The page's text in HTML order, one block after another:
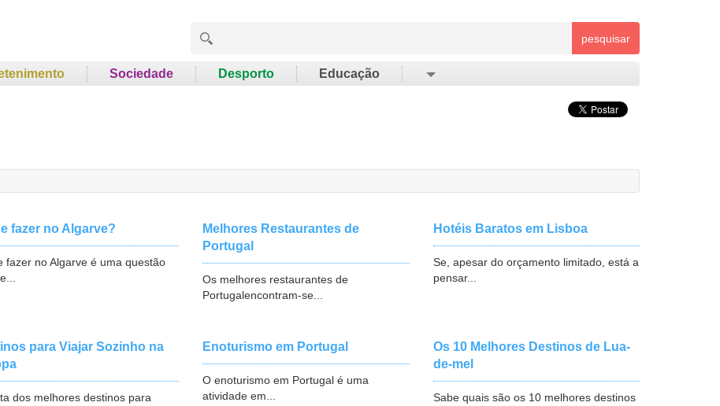
pesquisar
Sociedade Desporto Educação
fazer no Algarve?
fazer no Algarve é uma questão
Melhores Restaurantes de
Portugal
Os melhores restaurantes de
Portugalencontram-se...
Hotéis Baratos em Lisboa
Se, apesar do orçamento limitado, está a
pensar...
para Viajar Sozinho na
dos melhores destinos para
Enoturismo em Portugal
O enoturismo em Portugal é uma
atividade em...
Os 10 Melhores Destinos de Lua-
de-mel
Sabe quais são os 10 melhores destinos